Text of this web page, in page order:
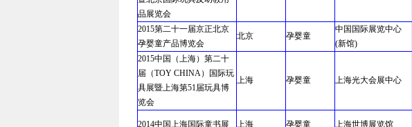
品展览会
2015第二十一届京正北京
孕婴童产品博览会
北京 孕婴童
中国国际展览中心
(新馆)
2015中国（上海）第二十
届（TOY CHINA）国际玩
具展暨上海第51届玩具博
览会
上海 孕婴童 上海光大会展中心
2014中国上海国际童书展 上海 孕婴童 上海世博展览馆